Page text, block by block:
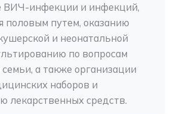
ВИЧ-инфекции и инфекций,
половым путем, оказанию
и неонатальной
по вопросам
а также организации
наборов и
лекарственных средств.